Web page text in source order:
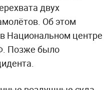
двух
Об этом
Национальном центре
Позже было